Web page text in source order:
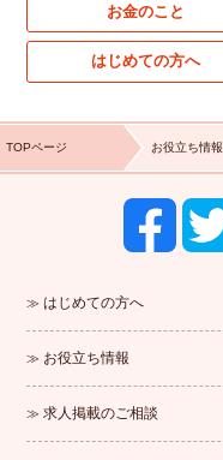
お金のこと
はじめての方へ
TOPページ お役立ち情報
はじめての方へ
お役立ち情報
求人掲載のご相談